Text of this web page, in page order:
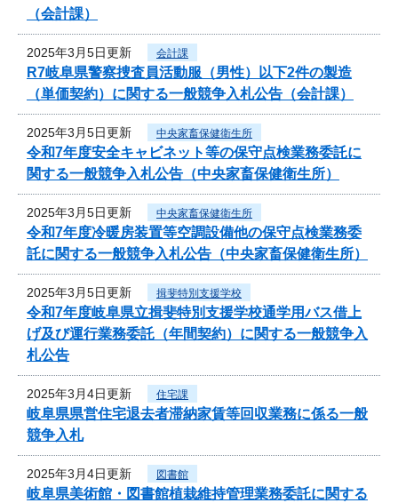
（会計課）
2025年3月5日更新 会計課
R7岐阜県警察捜査員活動服（男性）以下2件の製造
（単価契約）に関する一般競争入札公告（会計課）
2025年3月5日更新 中央家畜保健衛生所
令和7年度安全キャビネット等の保守点検業務委託に
関する一般競争入札公告（中央家畜保健衛生所）
2025年3月5日更新 中央家畜保健衛生所
令和7年度冷暖房装置等空調設備他の保守点検業務委
託に関する一般競争入札公告（中央家畜保健衛生所）
2025年3月5日更新 揖斐特別支援学校
令和7年度岐阜県立揖斐特別支援学校通学用バス借上
げ及び運行業務委託（年間契約）に関する一般競争入
札公告
2025年3月4日更新 住宅課
岐阜県県営住宅退去者滞納家賃等回収業務に係る一般
競争入札
2025年3月4日更新 図書館
岐阜県美術館・図書館植栽維持管理業務委託に関する